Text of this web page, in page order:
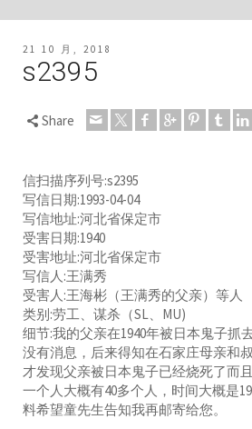
21 10 月, 2018
s2395
Share
信扫描序列号:s2395
写信日期:1993-04-04
写信地址:河北省保定市
受害日期:1940
受害地址:河北省保定市
写信人:王满秀
受害人:王海彬（王满秀的父亲）等人
类别:劳工、谋杀（SL、MU)
细节:我的父亲在1940年被日本鬼子抓
没有消息，后来得知在石家庄母亲和
才发现父亲被日本鬼子已经烧死了而
一个人大概有40多个人，时间大概是
料希望童先生告知我再邮寄给您。